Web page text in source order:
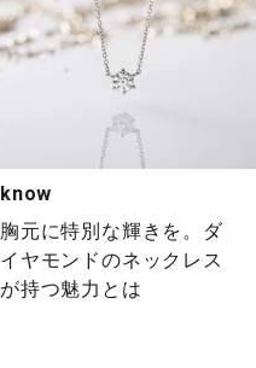
know
胸元に特別な輝きを。ダ
イヤモンドのネックレス
が持つ魅力とは